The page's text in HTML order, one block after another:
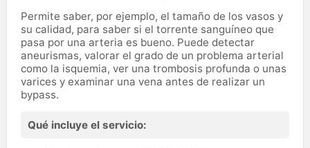
Permite saber, por ejemplo, el tamaño de los vasos y
su calidad, para saber si el torrente sanguíneo que
pasa por una arteria es bueno. Puede detectar
aneurismas, valorar el grado de un problema arterial
como la isquemia, ver una trombosis profunda o unas
varices y examinar una vena antes de realizar un
bypass.
Qué incluye el servicio: